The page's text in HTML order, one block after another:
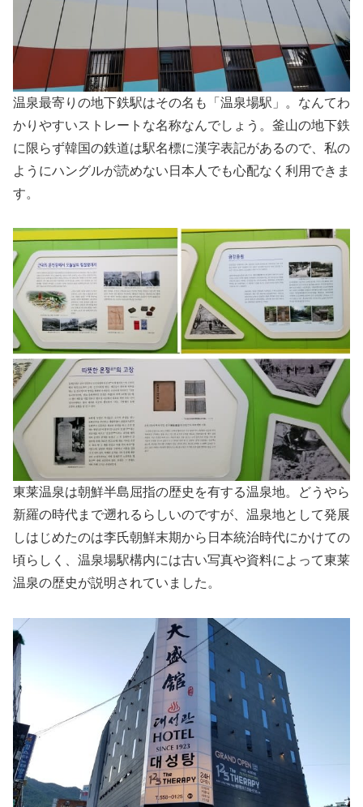
温泉最寄りの地下鉄駅はその名も「温泉場駅」。なんてわ
かりやすいストレートな名称なんでしょう。釜山の地下鉄
に限らず韓国の鉄道は駅名標に漢字表記があるので、私の
ようにハングルが読めない日本人でも心配なく利用できま
す。
東莱温泉は朝鮮半島屈指の歴史を有する温泉地。どうやら
新羅の時代まで遡れるらしいのですが、温泉地として発展
しはじめたのは李氏朝鮮末期から日本統治時代にかけての
頃らしく、温泉場駅構内には古い写真や資料によって東莱
温泉の歴史が説明されていました。